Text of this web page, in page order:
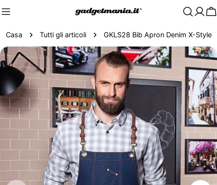
Casa Tutti gli articoli GKLS28 Bib Apron Denim X-Style
Passa
alle
informazioni
sul
prodotto